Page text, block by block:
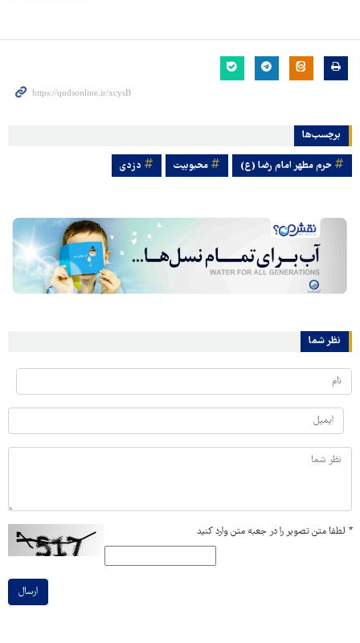
برچسب‌ها
حرم مطهر امام رضا (ع) محبوبیت دزدی
نظر شما
* لطفا متن تصویر را در جعبه متن وارد کنید
ارسال